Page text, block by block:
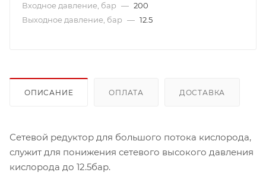
Входное давление, бар — 200
Выходное давление, бар — 12.5
ОПИСАНИЕ ОПЛАТА ДОСТАВКА
Сетевой редуктор для большого потока кислорода,
служит для понижения сетевого высокого давления
кислорода до 12.5бар.